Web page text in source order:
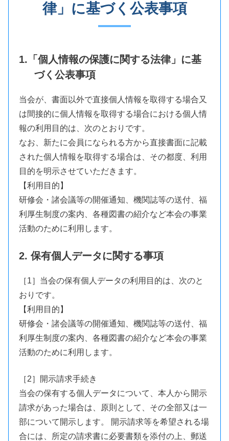
律」に基づく公表事項
1.「個人情報の保護に関する法律」に基
づく公表事項
当会が、書面以外で直接個人情報を取得する場合又
は間接的に個人情報を取得する場合における個人情
報の利用目的は、次のとおりです。
なお、新たに会員になられる方から直接書面に記載
された個人情報を取得する場合は、その都度、利用
目的を明示させていただきます。
【利用目的】
研修会・諸会議等の開催通知、機関誌等の送付、福
利厚生制度の案内、各種図書の紹介など本会の事業
活動のために利用します。
2. 保有個人データに関する事項
［1］当会の保有個人データの利用目的は、次のと
おりです。
【利用目的】
研修会・諸会議等の開催通知、機関誌等の送付、福
利厚生制度の案内、各種図書の紹介など本会の事業
活動のために利用します。
［2］開示請求手続き
当会の保有する個人データについて、本人から開示
請求があった場合は、原則として、その全部又は一
部について開示します。 開示請求等を希望される場
合には、所定の請求書に必要書類を添付の上、郵送